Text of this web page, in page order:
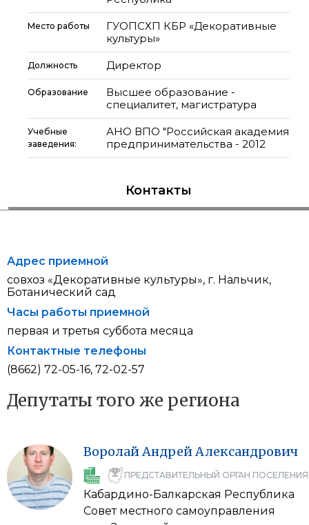
Место работы
ГУОПСХП КБР «Декоративные
культуры»
Должность Директор
Образование
Высшее образование -
специалитет, магистратура
Учебные
заведения:
АНО ВПО "Российская академия
предпринимательства - 2012
Контакты
Адрес приемной
совхоз «Декоративные культуры», г. Нальчик,
Ботанический сад
Часы работы приемной
первая и третья суббота месяца
Контактные телефоны
(8662) 72-05-16, 72-02-57
Депутаты того же региона
ВоролайАндрейАлександрович
ПРЕДСТАВИТЕЛЬНЫЙ ОРГАН ПОСЕЛЕНИЯ
Кабардино-Балкарская Республика
Совет местного самоуправления